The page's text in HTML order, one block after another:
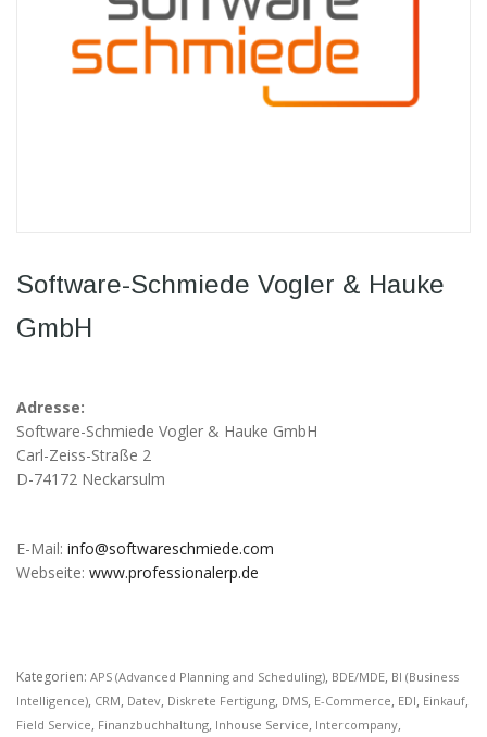
Software-Schmiede Vogler & Hauke
GmbH
Adresse:
Software-Schmiede Vogler & Hauke GmbH
Carl-Zeiss-Straße 2
D-74172 Neckarsulm
E-Mail: info@softwareschmiede.com
Webseite: www.professionalerp.de
Kategorien: APS (Advanced Planning and Scheduling), BDE/MDE, BI (Business
Intelligence), CRM, Datev, Diskrete Fertigung, DMS, E-Commerce, EDI, Einkauf,
Field Service, Finanzbuchhaltung, Inhouse Service, Intercompany,
notwendige
Diese Cookies
sind nicht
Statistiken
und die Struktur
der Website
verbessern. Sie
ermöglichen,
erstellen, wobei
pseudonymisierte
oder
die
Websitenutzung
zu erhalten, zur